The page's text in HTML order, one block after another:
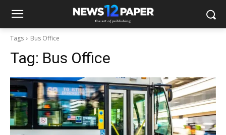
Tags Bus Office
Tag: Bus Office